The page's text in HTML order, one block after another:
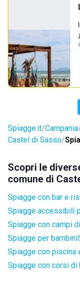
Spiagge.it Campania
Castel di Sasso
Scopri le
comune di
Spiagge con bar e
Spiagge accessibili
Spiagge con campi
Spiagge per bambini
Spiagge con piscina
Spiagge con corsi